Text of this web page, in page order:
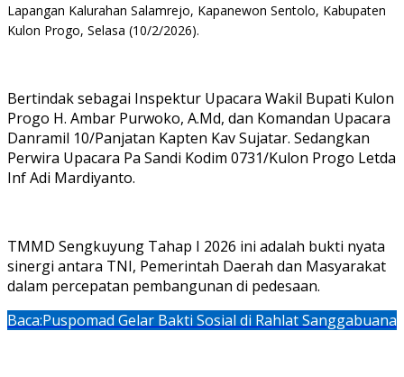
Lapangan Kalurahan Salamrejo, Kapanewon Sentolo, Kabupaten
Kulon Progo, Selasa (10/2/2026).
Bertindak sebagai Inspektur Upacara Wakil Bupati Kulon
Progo H. Ambar Purwoko, A.Md, dan Komandan Upacara
Danramil 10/Panjatan Kapten Kav Sujatar. Sedangkan
Perwira Upacara Pa Sandi Kodim 0731/Kulon Progo Letda
Inf Adi Mardiyanto.
TMMD Sengkuyung Tahap I 2026 ini adalah bukti nyata
sinergi antara TNI, Pemerintah Daerah dan Masyarakat
dalam percepatan pembangunan di pedesaan.
Baca:Puspomad Gelar Bakti Sosial di Rahlat Sanggabuana